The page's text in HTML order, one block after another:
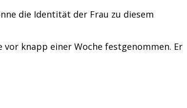
die Identität der Frau zu diesem
vor knapp einer Woche festgenommen. Er